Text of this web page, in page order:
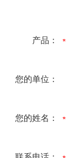
产品：
您的单位：
您的姓名：